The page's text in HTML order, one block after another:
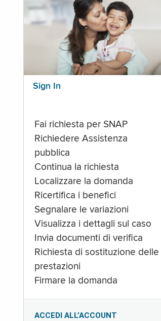
Sign In
Fai richiesta per SNAP
Richiedere Assistenza
pubblica
Continua la richiesta
Localizzare la domanda
Ricertifica i benefici
Segnalare le variazioni
Visualizza i dettagli sul caso
Invia documenti di verifica
Richiesta di sostituzione delle
prestazioni
Firmare la domanda
ACCEDI ALL’ACCOUNT